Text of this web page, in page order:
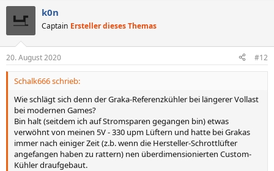
k0n
Captain Ersteller dieses Themas
20. August 2020 #12
Schalk666 schrieb:
Wie schlägt sich denn der Graka-Referenzkühler bei längerer Vollast
bei modernen Games?
Bin halt (seitdem ich auf Stromsparen gegangen bin) etwas
verwöhnt von meinen 5V - 330 upm Lüftern und hatte bei Grakas
immer nach einiger Zeit (z.b. wenn die Hersteller-Schrottlüfter
angefangen haben zu rattern) nen überdimensionierten Custom-
Kühler draufgebaut.